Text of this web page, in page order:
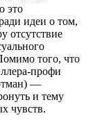
это
идеи о том,
отсутствие
того, что
профи
—
и тему
чувств.